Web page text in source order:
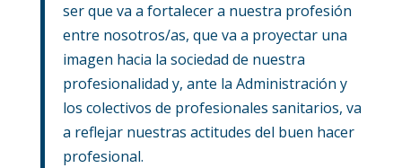
ser que va a fortalecer a nuestra profesión
entre nosotros/as, que va a proyectar una
imagen hacia la sociedad de nuestra
profesionalidad y, ante la Administración y
los colectivos de profesionales sanitarios, va
a reflejar nuestras actitudes del buen hacer
profesional.